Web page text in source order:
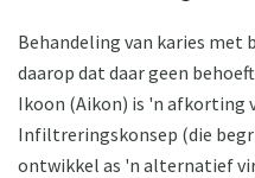
Behandeling van karies met
daarop dat daar geen
Ikoon (Aikon) is 'n afkorting
Infiltreringskonsep (die
ontwikkel as 'n alternatief